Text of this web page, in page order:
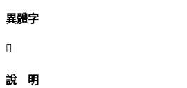
異體字
𧞖
說 明